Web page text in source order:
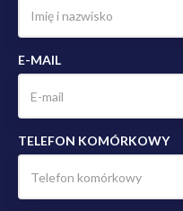
E-MAIL
TELEFON KOMÓRKOWY